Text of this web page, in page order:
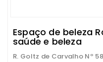
Espaço de beleza
saúde e beleza
R. Goltz de Carvalho Nº 58